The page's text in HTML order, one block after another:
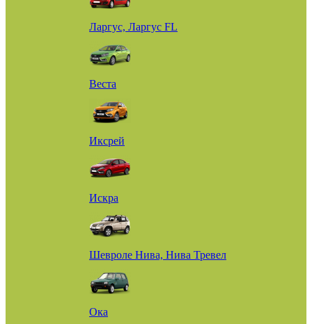
Ларгус, Ларгус FL
Веста
Иксрей
Искра
Шевроле Нива, Нива Тревел
Ока